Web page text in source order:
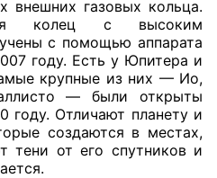
внешних газовых кольца.
колец с высоким
с помощью аппарата
году. Есть у Юпитера и
крупные из них — Ио,
— были открыты
году. Отличают планету и
создаются в местах,
тени от его спутников и